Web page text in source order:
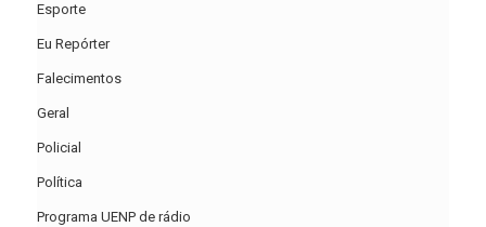
Esporte
Eu Repórter
Falecimentos
Geral
Policial
Política
Programa UENP de rádio